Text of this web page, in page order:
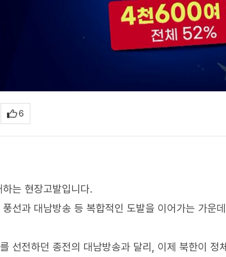
6
는 현장고발입니다.
선과 대남방송 등 복합적인 도발을 이어가는 가운
선전하던 종전의 대남방송과 달리, 이제 북한이